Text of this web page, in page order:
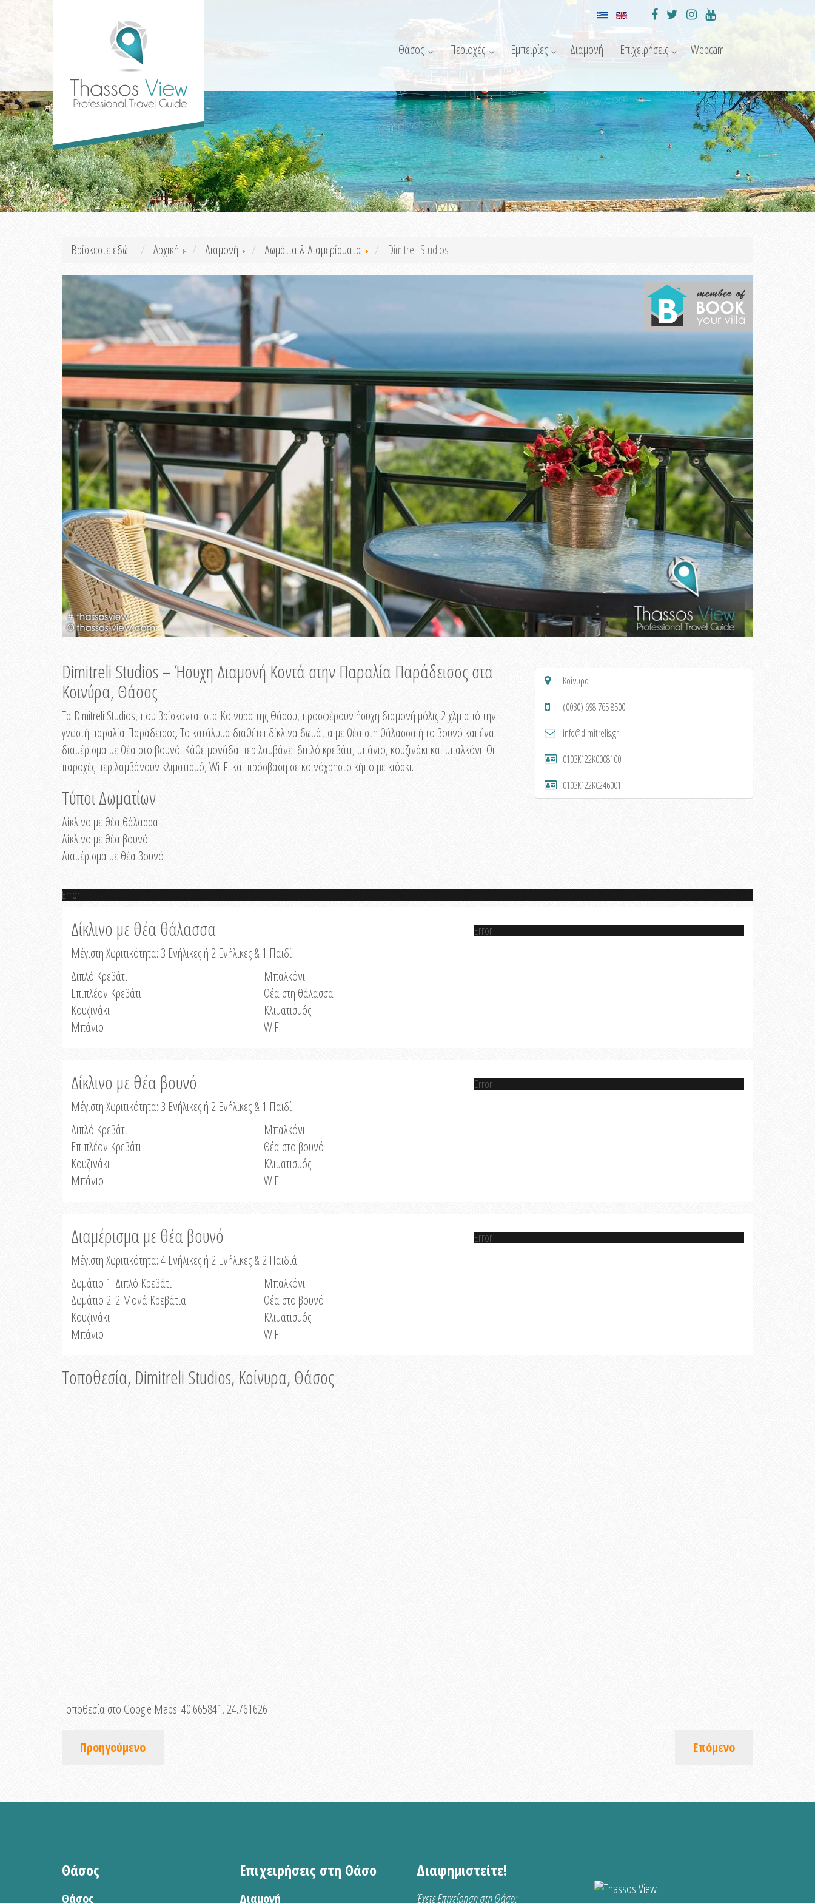
Θάσος Περιοχές Εμπειρίες Διαμονή Επιχειρήσεις Webcam
Βρίσκεστε εδώ: Αρχική Διαμονή Δωμάτια & Διαμερίσματα Dimitreli Studios
Dimitreli Studios – Ήσυχη Διαμονή Κοντά στην Παραλία Παράδεισος στα
Κοινύρα, Θάσος
Τα Dimitreli Studios, που βρίσκονται στα Κοινυρα της Θάσου, προσφέρουν ήσυχη διαμονή μόλις 2 χλμ από την
γνωστή παραλία Παράδεισος. Το κατάλυμα διαθέτει δίκλινα δωμάτια με θέα στη θάλασσα ή το βουνό και ένα
διαμέρισμα με θέα στο βουνό. Κάθε μονάδα περιλαμβάνει διπλό κρεβάτι, μπάνιο, κουζινάκι και μπαλκόνι. Οι
παροχές περιλαμβάνουν κλιματισμό, Wi-Fi και πρόσβαση σε κοινόχρηστο κήπο με κιόσκι.
Τύποι Δωματίων
Δίκλινο με θέα θάλασσα
Δίκλινο με θέα βουνό
Διαμέρισμα με θέα βουνό
Κοίνυρα
(0030) 698 765 8500
info@dimitrelis.gr
0103K122K0008100
0103K122K0246001
Error
Δίκλινο με θέα θάλασσα
Μέγιστη Χωριτικότητα: 3 Ενήλικες ή 2 Ενήλικες & 1 Παιδί
Διπλό Κρεβάτι
Επιπλέον Κρεβάτι
Κουζινάκι
Μπάνιο
Μπαλκόνι
Θέα στη θάλασσα
Κλιματισμός
WiFi
Error
Δίκλινο με θέα βουνό
Μέγιστη Χωριτικότητα: 3 Ενήλικες ή 2 Ενήλικες & 1 Παιδί
Διπλό Κρεβάτι
Επιπλέον Κρεβάτι
Κουζινάκι
Μπάνιο
Μπαλκόνι
Θέα στο βουνό
Κλιματισμός
WiFi
Error
Διαμέρισμα με θέα βουνό
Μέγιστη Χωριτικότητα: 4 Ενήλικες ή 2 Ενήλικες & 2 Παιδιά
Δωμάτιο 1: Διπλό Κρεβάτι
Δωμάτιο 2: 2 Μονά Κρεβάτια
Κουζινάκι
Μπάνιο
Μπαλκόνι
Θέα στο βουνό
Κλιματισμός
WiFi
Error
Τοποθεσία, Dimitreli Studios, Κοίνυρα, Θάσος
Τοποθεσία στο Google Maps:40.665841, 24.761626
Προηγούμενο Επόμενο
Θάσος
Θάσος
Επιχειρήσεις στη Θάσο
Διαμονή
Διαφημιστείτε!
Έχετε Επιχείρηση στη Θάσο;